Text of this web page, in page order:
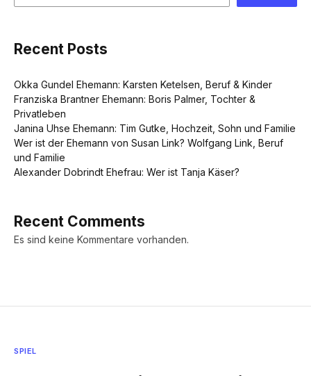
Recent Posts
Okka Gundel Ehemann: Karsten Ketelsen, Beruf & Kinder
Franziska Brantner Ehemann: Boris Palmer, Tochter &
Privatleben
Janina Uhse Ehemann: Tim Gutke, Hochzeit, Sohn und Familie
Wer ist der Ehemann von Susan Link? Wolfgang Link, Beruf
und Familie
Alexander Dobrindt Ehefrau: Wer ist Tanja Käser?
Recent Comments
Es sind keine Kommentare vorhanden.
SPIEL